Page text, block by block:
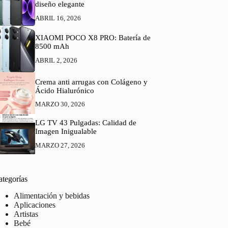
diseño elegante
ABRIL 16, 2026
XIAOMI POCO X8 PRO: Batería de
8500 mAh
ABRIL 2, 2026
Crema anti arrugas con Colágeno y
Ácido Hialurónico
MARZO 30, 2026
LG TV 43 Pulgadas: Calidad de
Imagen Inigualable
MARZO 27, 2026
Alimentación y bebidas
Aplicaciones
Artistas
Bebé